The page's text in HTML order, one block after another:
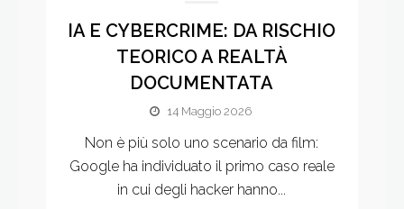
IA E CYBERCRIME: DA RISCHIO
TEORICO A REALTÀ
DOCUMENTATA
14 Maggio 2026
Non è più solo uno scenario da film:
Google ha individuato il primo caso reale
in cui degli hacker hanno...